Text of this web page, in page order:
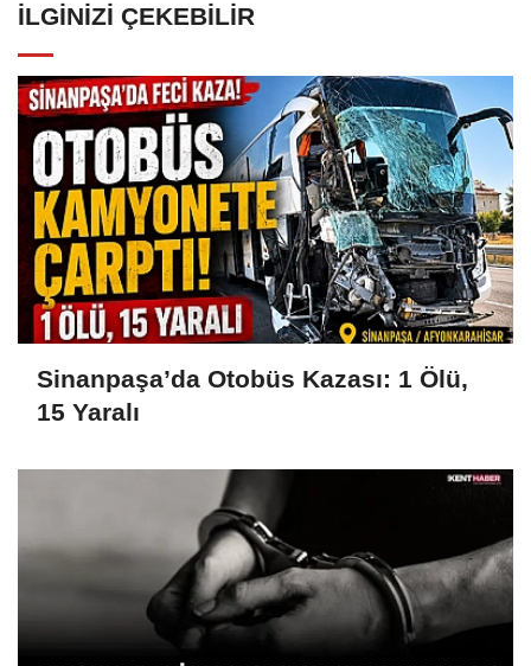
İLGINIZI ÇEKEBILIR
Sinanpaşa’da Otobüs Kazası: 1 Ölü,
15 Yaralı